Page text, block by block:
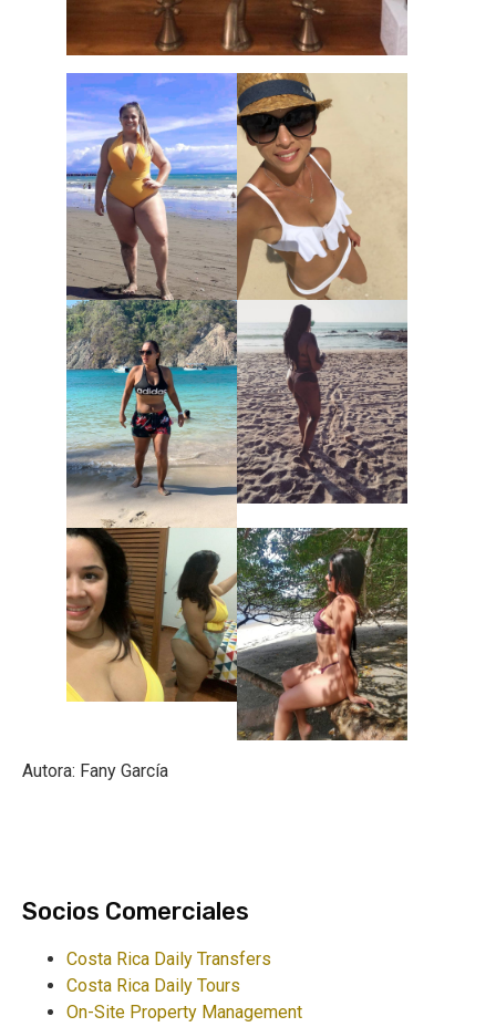
Autora: Fany García
Socios Comerciales
Costa Rica Daily Transfers
Costa Rica Daily Tours
On-Site Property Management